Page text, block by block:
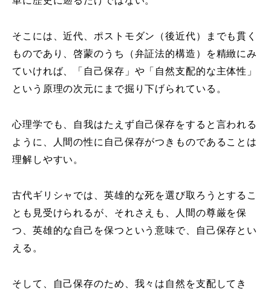
そこには、近代、ポストモダン（後近代）までも貫く
ものであり、啓蒙のうち（弁証法的構造）を精緻にみ
ていければ、「自己保存」や「自然支配的な主体性」
という原理の次元にまで掘り下げられている。
心理学でも、自我はたえず自己保存をすると言われる
ように、人間の性に自己保存がつきものであることは
理解しやすい。
古代ギリシャでは、英雄的な死を選び取ろうとするこ
とも見受けられるが、それさえも、人間の尊厳を保
つ、英雄的な自己を保つという意味で、自己保存とい
える。
そして、自己保存のため、我々は自然を支配してき